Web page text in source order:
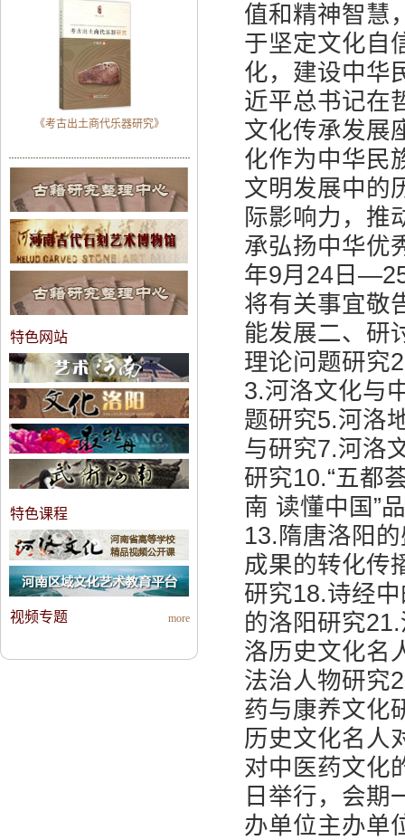
值和精神智慧
于坚定文化自
化，建设中华
近平总书记在
文化传承发展
化作为中华民
文明发展中的
际影响力，推
承弘扬中华优
年9月24日
将有关事宜敬
能发展二、研
理论问题研究
3.河洛文化与
题研究5.河洛
与研究7.河洛
研究10.“五都
南 读懂中国”
13.隋唐洛阳
成果的转化传
研究18.诗经
的洛阳研究
洛历史文化名
法治人物研究
药与康养文化
历史文化名人
对中医药文化
日举行，会期
办单位主办单
《考古出土商代乐器研究》
特色网站
特色课程
more
视频专题